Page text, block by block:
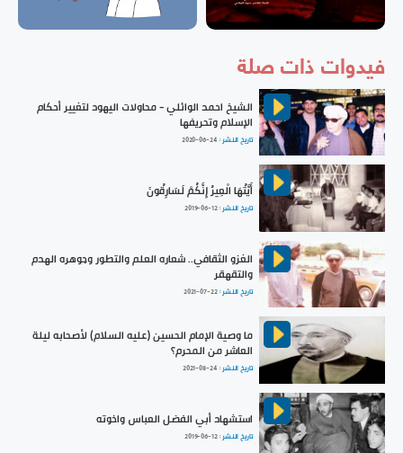
فيدوات ذات صلة
الشيخ احمد الوائلي - محاولات اليهود لتغيير أحكام
الإسلام وتحريفها
تاريخ النشر : 2020-06-24
أَيَّتُهَا الْعِيرُ إِنَّكُمْ لَسَارِقُونَ
تاريخ النشر :2019-06-12
الغزو الثقافي.. شعاره العلم والتطور وجوهره الهدم
والتقهقر
تاريخ النشر :2021-07-22
ما وصية الإمام الحسين (عليه السلام) لأصحابه ليلة
العاشر من المحرم؟
تاريخ النشر : 2021-08-24
استشهاد أبي الفضل العباس واخوته
تاريخ النشر :2019-06-12